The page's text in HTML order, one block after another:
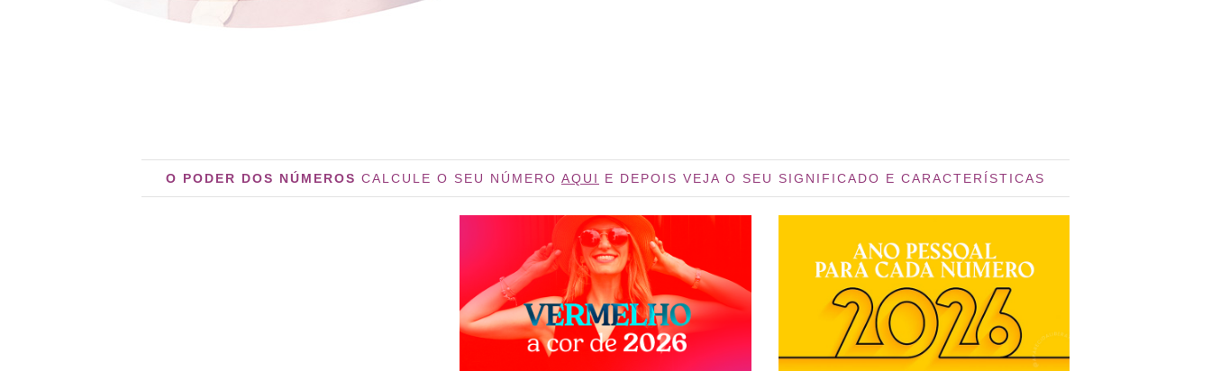
O PODER DOS NÚMEROS CALCULE O SEU NÚMERO AQUI E DEPOIS VEJA O SEU SIGNIFICADO E CARACTERÍSTICAS